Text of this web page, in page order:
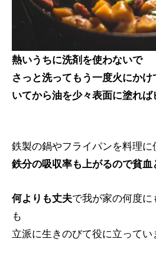
熱いうちに洗剤を使わないで
さっと洗ってもう一度火にか
いてから油を少々表面に塗れば
鉄製の鍋やフライパンを料理に
鉄分の吸収率も上がるので貧血
何よりも丈夫で我が家の何度
も
立派に生きのびて役に立ってい